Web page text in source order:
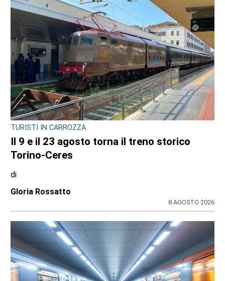
TURISTI IN CARROZZA
Il 9 e il 23 agosto torna il treno storico
Torino-Ceres
di
Gloria Rossatto
8 AGOSTO 2026